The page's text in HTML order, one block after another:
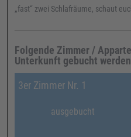
„fast“ zwei Schlafräume, schaut
Folgende Zimmer /
Unterkunft gebucht
3er Zimmer Nr. 1
ausgebucht